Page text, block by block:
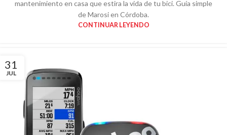
mantenimiento en casa que estira la vida de tu bici. Guía simple
de Marosi en Córdoba.
CONTINUAR LEYENDO
31
JUL